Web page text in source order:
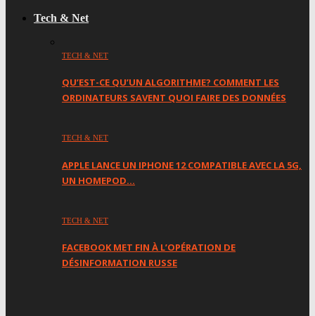
Tech & Net
TECH & NET
QU’EST-CE QU’UN ALGORITHME? COMMENT LES
ORDINATEURS SAVENT QUOI FAIRE DES DONNÉES
TECH & NET
APPLE LANCE UN IPHONE 12 COMPATIBLE AVEC LA 5G,
UN HOMEPOD…
TECH & NET
FACEBOOK MET FIN À L’OPÉRATION DE
DÉSINFORMATION RUSSE